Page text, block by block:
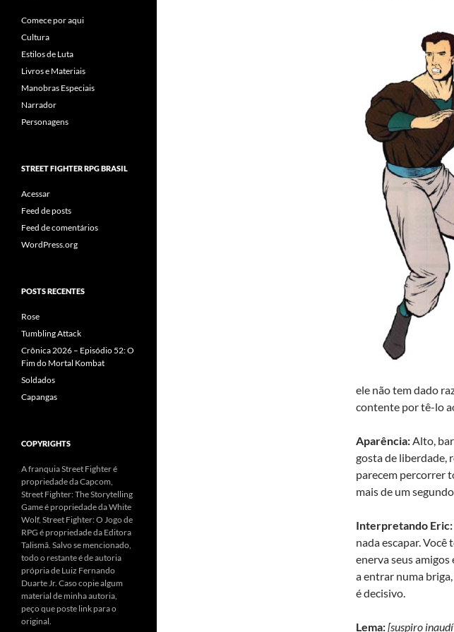
ele não tem dado
contente por tê-lo
Aparência:Alto,
gosta de liberdade,
parecem percorrer
mais de um
Interpretando Eric:
nada escapar. Você
enerva seus
a entrar numa
é decisivo.
Lema:[suspiro
Comece por aqui
Cultura
Estilos de Luta
Livros e Materiais
Manobras Especiais
Narrador
Personagens
STREET FIGHTER RPG BRASIL
Acessar
Feed de posts
Feed de comentários
WordPress.org
POSTS RECENTES
Rose
Tumbling Attack
Crônica 2026 – Episódio 52: O
Fim do Mortal Kombat
Soldados
Capangas
COPYRIGHTS
A franquia Street Fighter é
propriedade da Capcom,
Street Fighter: The Storytelling
Game é propriedade da White
Wolf, Street Fighter: O Jogo de
RPG é propriedade da Editora
Talismã. Salvo se mencionado,
todo o restante é de autoria
própria de Luiz Fernando
Duarte Jr. Caso copie algum
material de minha autoria,
peço que poste link para o
original.